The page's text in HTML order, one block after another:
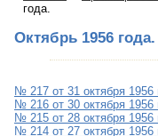
года.
Октябрь 1956 года.
№ 217 от 31 октября 1956
№ 216 от 30 октября 1956
№ 215 от 28 октября 1956
№ 214 от 27 октября 1956